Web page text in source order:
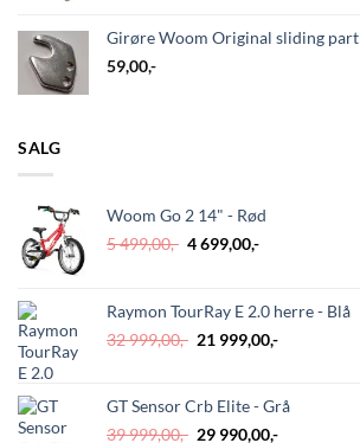
Girøre Woom Original sliding part
59,00,-
SALG
Woom Go 2 14" - Rød
5 499,00,- Opprinnelig
5
499,00,-.
4 699,00,-Nåværende
4
699,00,-.
Raymon TourRay E 2.0 herre - Blå
32 999,00,- Opprinnelig
32
999,00,-.
21 999,00,-Nåværende
21
GT Sensor Crb Elite - Grå
39 999,00,- Opprinnelig
29 990,00,-Nåværende